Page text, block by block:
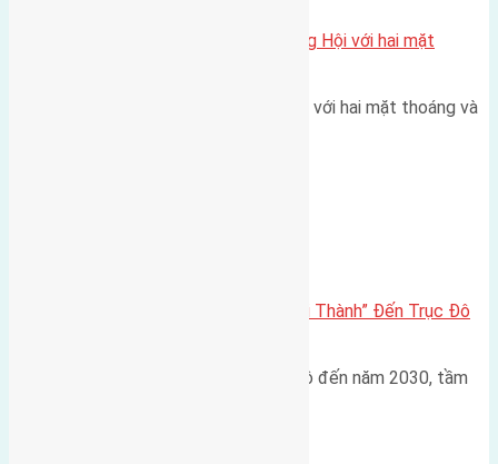
Một vị trí hiếm còn lại tại X1 Đông Hội với hai mặt
Một góc tái định cư X1 Đông Hội với hai mặt thoáng và
Đông Anh 2026: Từ “Huyện Ngoại Thành” Đến Trục Đô
Trong bối cảnh Quy hoạch Thủ đô đến năm 2030, tầm